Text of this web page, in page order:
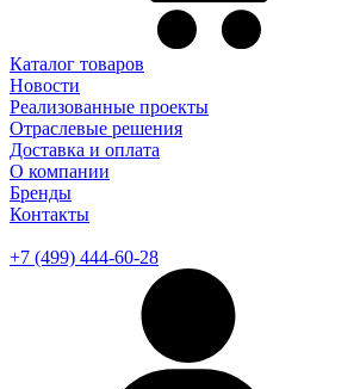
Каталог товаров
Новости
Реализованные проекты
Отраслевые решения
Доставка и оплата
О компании
Бренды
Контакты
+7 (499) 444-60-28